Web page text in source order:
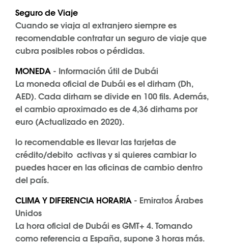
Seguro de Viaje
Cuando se viaja al extranjero siempre es
recomendable contratar un seguro de viaje que
cubra posibles robos o pérdidas.
MONEDA - Información útil de Dubái
La moneda oficial de Dubái es el dirham (Dh,
AED). Cada dirham se divide en 100 fils. Además,
el cambio aproximado es de 4,36 dirhams por
euro (Actualizado en 2020).
lo recomendable es llevar las tarjetas de
crédito/debito activas y si quieres cambiar lo
puedes hacer en las oficinas de cambio dentro
del país.
CLIMA Y DIFERENCIA HORARIA - Emiratos Árabes
Unidos
La hora oficial de Dubái es GMT+ 4. Tomando
como referencia a España, supone 3 horas más.